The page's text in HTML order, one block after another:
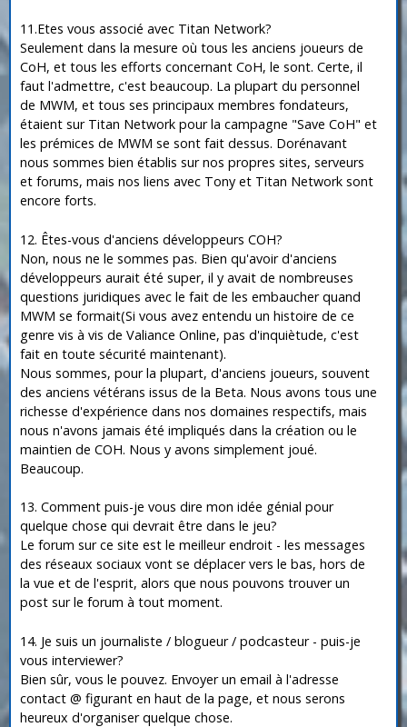
11.Etes vous associé avec Titan Network?
Seulement dans la mesure où tous les anciens joueurs de
CoH, et tous les efforts concernant CoH, le sont. Certe, il
faut l'admettre, c'est beaucoup. La plupart du personnel
de MWM, et tous ses principaux membres fondateurs,
étaient sur Titan Network pour la campagne "Save CoH" et
les prémices de MWM se sont fait dessus. Dorénavant
nous sommes bien établis sur nos propres sites, serveurs
et forums, mais nos liens avec Tony et Titan Network sont
encore forts.
12. Êtes-vous d'anciens développeurs COH?
Non, nous ne le sommes pas. Bien qu'avoir d'anciens
développeurs aurait été super, il y avait de nombreuses
questions juridiques avec le fait de les embaucher quand
MWM se formait(Si vous avez entendu un histoire de ce
genre vis à vis de Valiance Online, pas d'inquiètude, c'est
fait en toute sécurité maintenant).
Nous sommes, pour la plupart, d'anciens joueurs, souvent
des anciens vétérans issus de la Beta. Nous avons tous une
richesse d'expérience dans nos domaines respectifs, mais
nous n'avons jamais été impliqués dans la création ou le
maintien de COH. Nous y avons simplement joué.
Beaucoup.
13. Comment puis-je vous dire mon idée génial pour
quelque chose qui devrait être dans le jeu?
Le forum sur ce site est le meilleur endroit - les messages
des réseaux sociaux vont se déplacer vers le bas, hors de
la vue et de l'esprit, alors que nous pouvons trouver un
post sur le forum à tout moment.
14. Je suis un journaliste / blogueur / podcasteur - puis-je
vous interviewer?
Bien sûr, vous le pouvez. Envoyer un email à l'adresse
contact @ figurant en haut de la page, et nous serons
heureux d'organiser quelque chose.